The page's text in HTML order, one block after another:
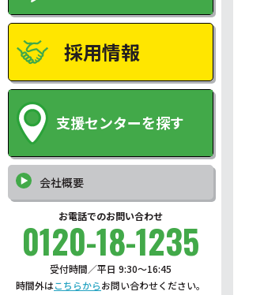
採用情報
支援センターを探す
会社概要
お電話でのお問い合わせ
0120-18-1235
受付時間／平日 9:30〜16:45
時間外はこちらからお問い合わせください。